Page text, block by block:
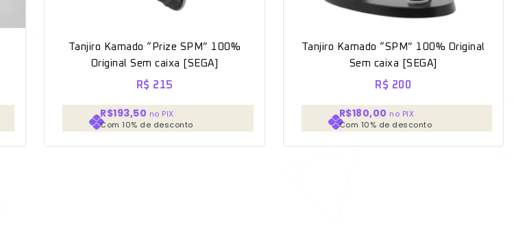
Tanjiro Kamado “Prize SPM” 100%
Original Sem caixa [SEGA]
R$ 215
R$193,50 no PIX
Com 10% de desconto
Tanjiro Kamado “SPM” 100% Original
Sem caixa [SEGA]
R$ 200
R$180,00 no PIX
Com 10% de desconto